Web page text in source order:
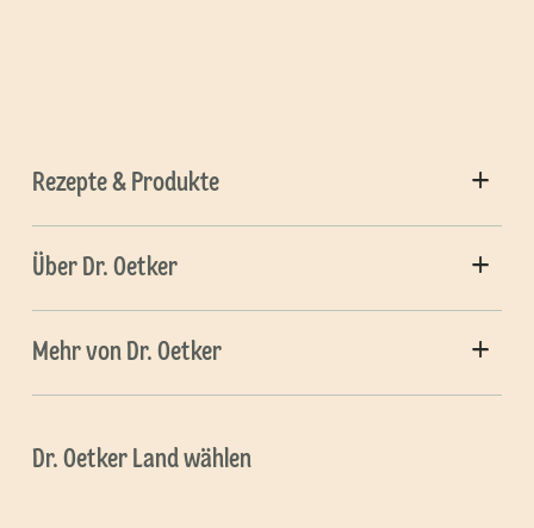
Rezepte & Produkte
Über Dr. Oetker
Mehr von Dr. Oetker
Dr. Oetker Land wählen